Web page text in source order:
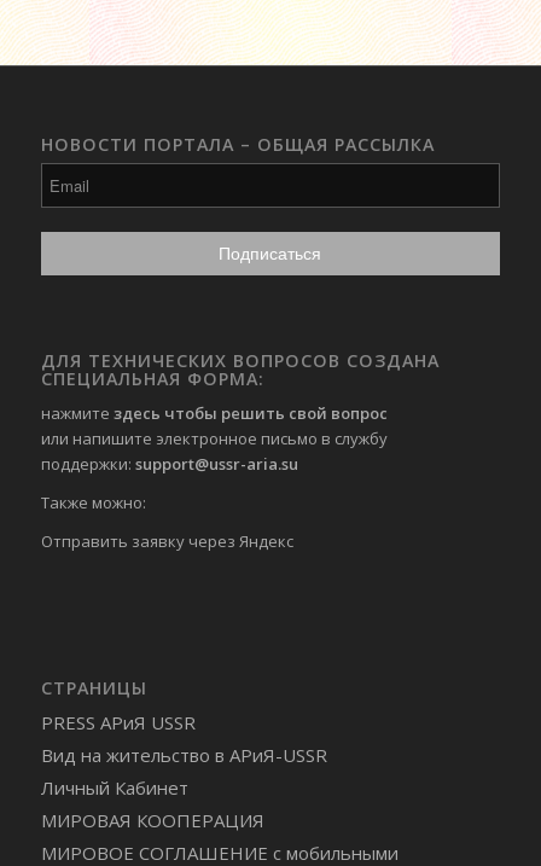
НОВОСТИ ПОРТАЛА – ОБЩАЯ РАССЫЛКА
ДЛЯ ТЕХНИЧЕСКИХ ВОПРОСОВ СОЗДАНА
СПЕЦИАЛЬНАЯ ФОРМА:
нажмите здесь чтобы решить свой вопрос
или напишите электронное письмо в службу
поддержки: support@ussr-aria.su
Также можно:
Отправить заявку через Яндекс
СТРАНИЦЫ
PRESS АРиЯ USSR
Вид на жительство в АРиЯ-USSR
Личный Кабинет
МИРОВАЯ КООПЕРАЦИЯ
МИРОВОЕ СОГЛАШЕНИЕ с мобильными